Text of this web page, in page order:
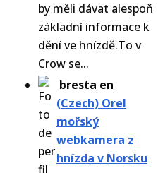
by měli dávat alespoň
základní informace k
dění ve hnízdě.To v
Crow se...
bresta en
(Czech) Orel
mořský
webkamera z
hnízda v Norsku